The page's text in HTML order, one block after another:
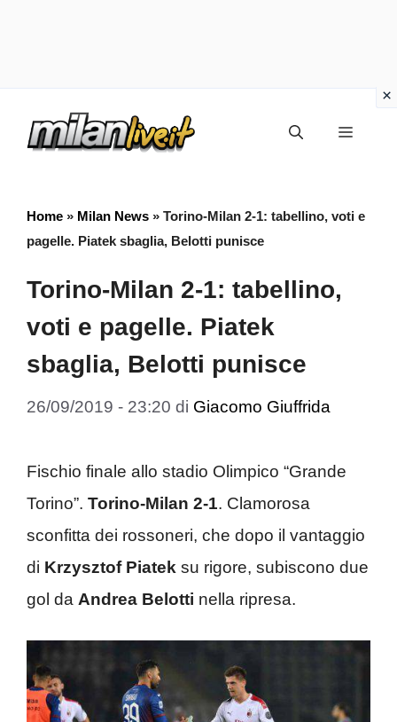
Menu
Home » Milan News » Torino-Milan 2-1: tabellino, voti e
pagelle. Piatek sbaglia, Belotti punisce
Torino-Milan 2-1: tabellino,
voti e pagelle. Piatek
sbaglia, Belotti punisce
26/09/2019 - 23:20 di Giacomo Giuffrida
Fischio finale allo stadio Olimpico “Grande
Torino”. Torino-Milan 2-1. Clamorosa
sconfitta dei rossoneri, che dopo il vantaggio
di Krzysztof Piatek su rigore, subiscono due
gol da Andrea Belotti nella ripresa.